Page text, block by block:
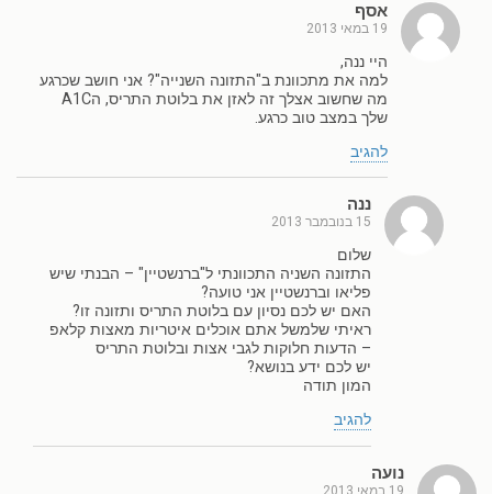
אסף
19 במאי 2013
היי ננה,
למה את מתכוונת ב"התזונה השנייה"? אני חושב שכרגע
מה שחשוב אצלך זה לאזן את בלוטת התריס, הA1C
שלך במצב טוב כרגע.
להגיב
ננה
15 בנובמבר 2013
שלום
התזונה השניה התכוונתי ל"ברנשטיין" – הבנתי שיש
פליאו וברנשטיין אני טועה?
האם יש לכם נסיון עם בלוטת התריס ותזונה זו?
ראיתי שלמשל אתם אוכלים איטריות מאצות קלאפ
– הדעות חלוקות לגבי אצות ובלוטת התריס
יש לכם ידע בנושא?
המון תודה
להגיב
נועה
19 במאי 2013